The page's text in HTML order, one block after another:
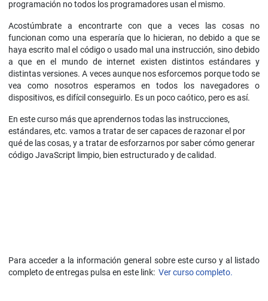
programación no todos los programadores usan el mismo.
Acostúmbrate a encontrarte con que a veces las cosas no
funcionan como una esperaría que lo hicieran, no debido a que se
haya escrito mal el código o usado mal una instrucción, sino debido
a que en el mundo de internet existen distintos estándares y
distintas versiones. A veces aunque nos esforcemos porque todo se
vea como nosotros esperamos en todos los navegadores o
dispositivos, es difícil conseguirlo. Es un poco caótico, pero es así.
En este curso más que aprendernos todas las instrucciones,
estándares, etc. vamos a tratar de ser capaces de razonar el por
qué de las cosas, y a tratar de esforzarnos por saber cómo generar
código JavaScript limpio, bien estructurado y de calidad.
Para acceder a la información general sobre este curso y al listado
completo de entregas pulsa en este link: Ver curso completo.